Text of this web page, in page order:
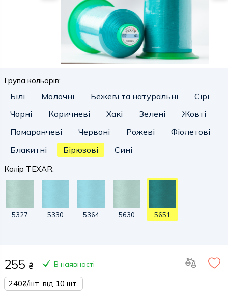
Група кольорів:
Білі Молочні Бежеві та натуральні
Сірі
Чорні
Коричневі Хакі Зелені
Жовті
Помаранчеві
Червоні Рожеві
Фіолетові
Блакитні
Бірюзові Сині
Колір TEXAR:
5327 5330 5364 5630 5651
255 ₴ В наявності
240₴/шт. від 10 шт.